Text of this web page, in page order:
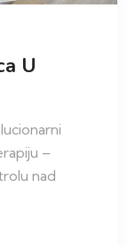
U
–
nad